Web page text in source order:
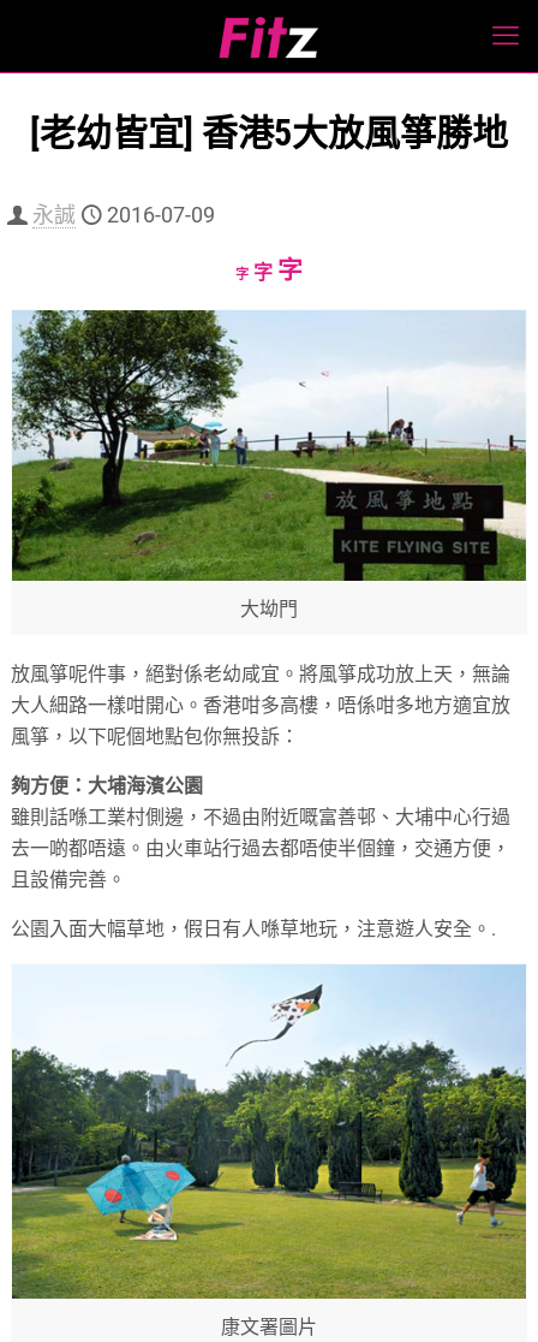
[老幼皆宜] 香港5大放風箏勝地
永誠 2016-07-09
字Decrease
字Reset
字Increase
大坳門
放風箏呢件事，絕對係老幼咸宜。將風箏成功放上天，無論
大人細路一樣咁開心。香港咁多高樓，唔係咁多地方適宜放
風箏，以下呢個地點包你無投訴：
夠方便：大埔海濱公園
雖則話喺工業村側邊，不過由附近嘅富善邨、大埔中心行過
去一啲都唔遠。由火車站行過去都唔使半個鐘，交通方便，
且設備完善。
公園入面大幅草地，假日有人喺草地玩，注意遊人安全。.
康文署圖片